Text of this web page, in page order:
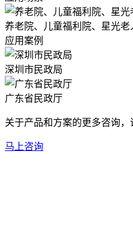
养老院、儿童福利院、星光
应用案例
深圳市民政局
广东省民政厅
关于产品和方案的更多咨询
马上咨询